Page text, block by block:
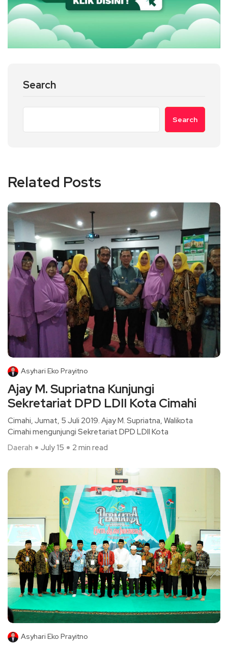
Search
Search
Related Posts
Asyhari Eko Prayitno
Ajay M. Supriatna Kunjungi
Sekretariat DPD LDII Kota Cimahi
Cimahi, Jumat, 5 Juli 2019. Ajay M. Supriatna, Walikota
Cimahi mengunjungi Sekretariat DPD LDII Kota
Daerah
July 15 2 min read
Asyhari Eko Prayitno